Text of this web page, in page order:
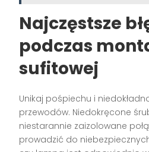
Najczęstsze
podczas
sufitowej
Unikaj pośpiechu i
przewodów. Niedokręcone
niestarannie zaizolowane
prowadzić do